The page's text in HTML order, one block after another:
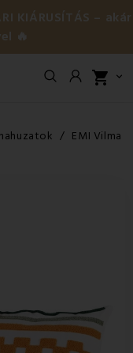
KIÁRUSÍTÁS – akár
🔥
shopping_cart 
EMI Vilma